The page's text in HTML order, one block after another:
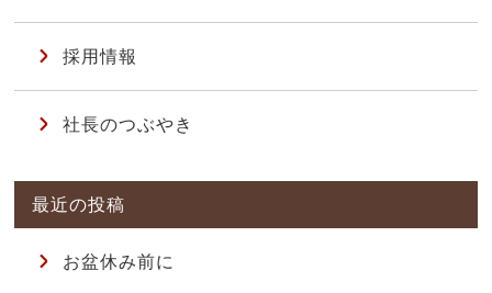
採用情報
社長のつぶやき
お盆休み前に